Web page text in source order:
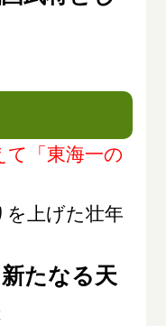
「東海一の
を上げた壮年
たなる天